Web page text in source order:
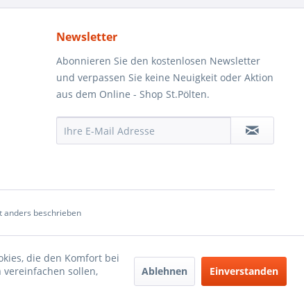
Newsletter
Abonnieren Sie den kostenlosen Newsletter
und verpassen Sie keine Neuigkeit oder Aktion
aus dem Online - Shop St.Pölten.
anders beschrieben
die den Komfort bei
sollen,
Ablehnen Einverstanden